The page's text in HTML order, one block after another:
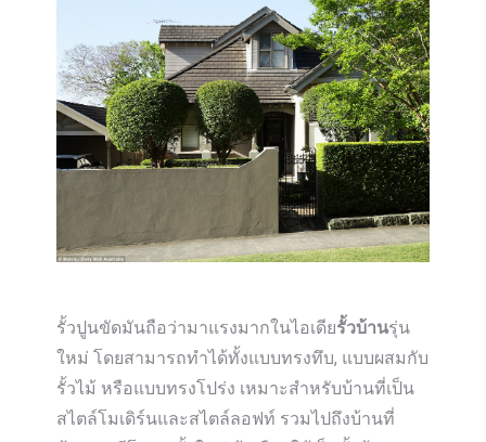
รั้วปูนขัดมันถือว่ามาแรงมากในไอเดียรั้วบ้านรุ่น
ใหม่ โดยสามารถทำได้ทั้งแบบทรงทึบ, แบบผสมกับ
รั้วไม้ หรือแบบทรงโปร่ง เหมาะสำหรับบ้านที่เป็น
สไตล์โมเดิร์นและสไตล์ลอฟท์ รวมไปถึงบ้านที่